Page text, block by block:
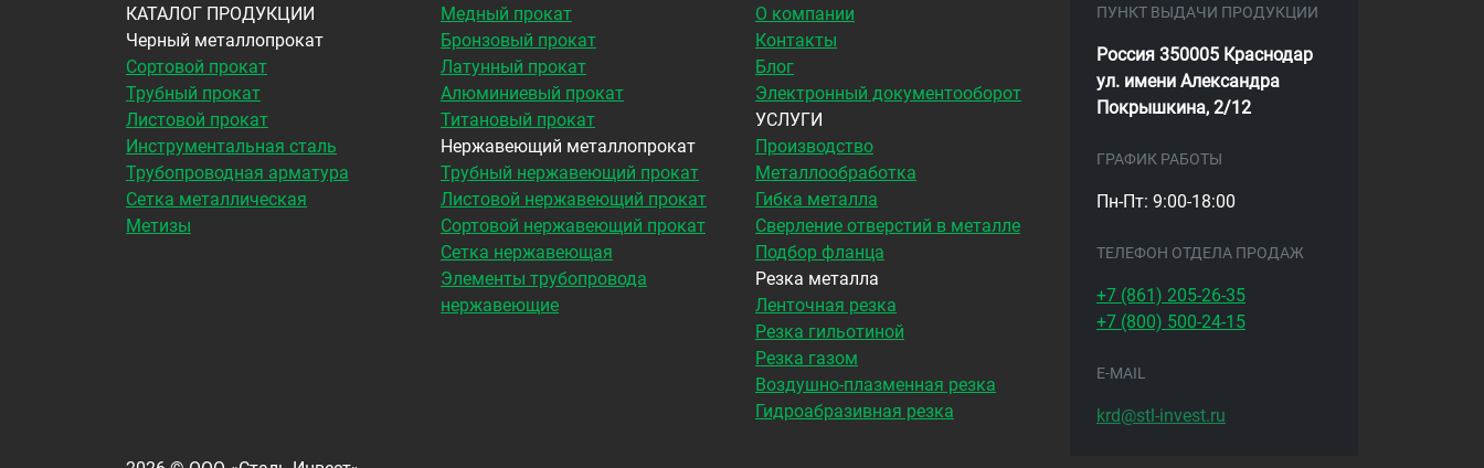
КАТАЛОГ ПРОДУКЦИИ
Черный металлопрокат
Сортовой прокат
Трубный прокат
Листовой прокат
Инструментальная сталь
Трубопроводная арматура
Сетка металлическая
Метизы
Медный прокат
Бронзовый прокат
Латунный прокат
Алюминиевый прокат
Титановый прокат
Нержавеющий металлопрокат
Трубный нержавеющий прокат
Листовой нержавеющий прокат
Сортовой нержавеющий прокат
Сетка нержавеющая
Элементы трубопровода
нержавеющие
О компании
Контакты
Блог
Электронный документооборот
УСЛУГИ
Производство
Металлообработка
Гибка металла
Сверление отверстий в металле
Подбор фланца
Резка металла
Ленточная резка
Резка гильотиной
Резка газом
Воздушно-плазменная резка
Гидроабразивная резка
ПУНКТ ВЫДАЧИ ПРОДУКЦИИ
Россия 350005 Краснодар
ул. имени Александра
Покрышкина, 2/12
ГРАФИК РАБОТЫ
Пн-Пт: 9:00-18:00
ТЕЛЕФОН ОТДЕЛА ПРОДАЖ
+7 (861) 205-26-35
+7 (800) 500-24-15
E-MAIL
krd@stl-invest.ru